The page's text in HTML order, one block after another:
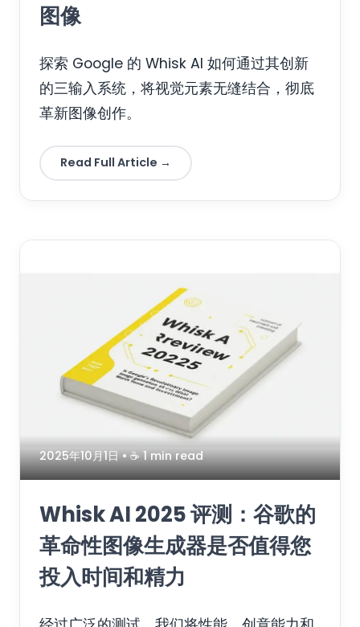
图像
探索 Google 的 Whisk AI 如何通过其创新
的三输入系统，将视觉元素无缝结合，彻底
革新图像创作。
Read Full Article →
2025年10月1日 • ☕️ 1 min read
Whisk AI 2025 评测：谷歌的
革命性图像生成器是否值得您
投入时间和精力